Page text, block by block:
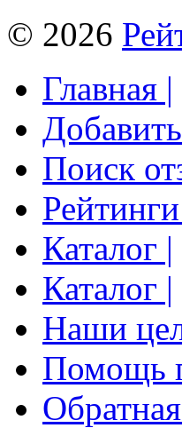
© 2026
Главная |
Поиск
Каталог |
Каталог |
Наши
Помощь